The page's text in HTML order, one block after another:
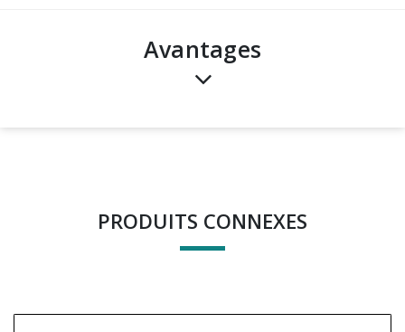
avantages
PRODUITS CONNEXES